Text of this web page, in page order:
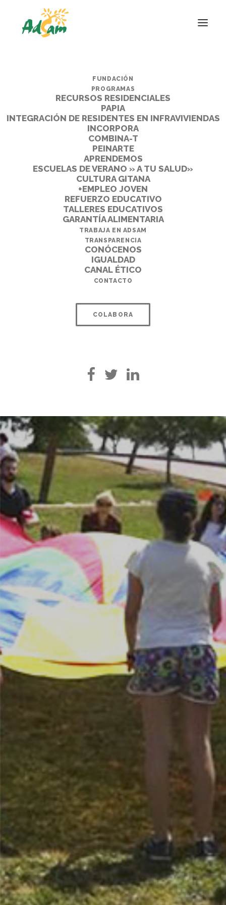
FUNDACIÓN
PROGRAMAS
RECURSOS RESIDENCIALES
PAPIA
INTEGRACIÓN DE RESIDENTES EN INFRAVIVIENDAS
INCORPORA
COMBINA-T
PEINARTE
APRENDEMOS
ESCUELAS DE VERANO » A TU SALUD»
CULTURA GITANA
+EMPLEO JOVEN
REFUERZO EDUCATIVO
TALLERES EDUCATIVOS
GARANTÍA ALIMENTARIA
TRABAJA EN ADSAM
TRANSPARENCIA
CONÓCENOS
IGUALDAD
CANAL ÉTICO
CONTACTO
COLABORA